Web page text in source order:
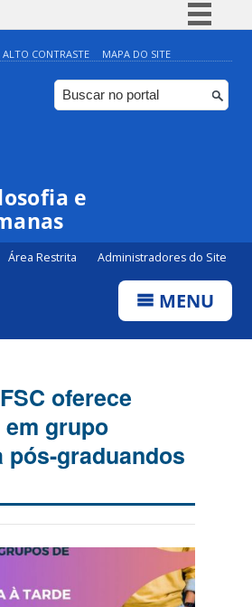
Simplifique!
Comunica BR
Participe
ALTO CONTRASTE MAPA DO SITE
e
Área Restrita Administradores do Site
MENU
oferece
grupo
pós-graduandos